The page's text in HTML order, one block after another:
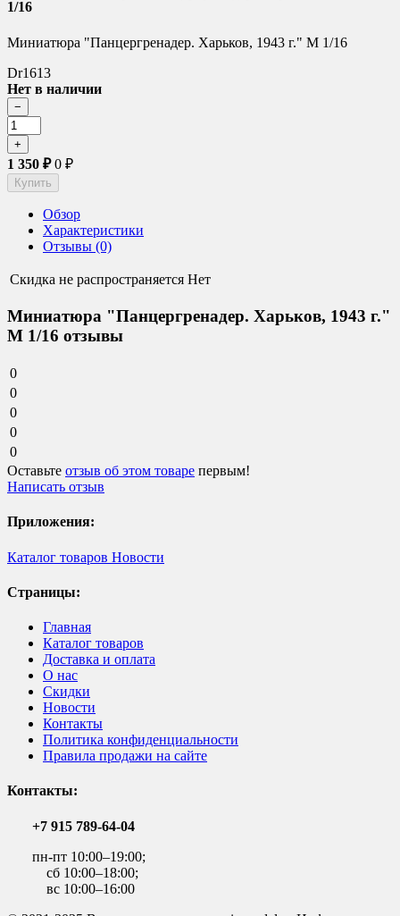
1/16
Миниатюра "Панцергренадер. Харьков, 1943 г." М 1/16
Dr1613
Нет в наличии
1 350 ₽0 ₽
Обзор
Характеристики
Отзывы (0)
Скидка не распространяется Нет
Миниатюра "Панцергренадер. Харьков, 1943 г."
М 1/16 отзывы
0
0
0
0
0
Оставьте отзыв об этом товаре первым!
Написать отзыв
Приложения:
Каталог товаров Новости
Страницы:
Главная
Каталог товаров
Доставка и оплата
О нас
Скидки
Новости
Контакты
Политика конфиденциальности
Правила продажи на сайте
Контакты:
+7 915 789-64-04
пн-пт 10:00–19:00;
сб 10:00–18:00;
вс 10:00–16:00